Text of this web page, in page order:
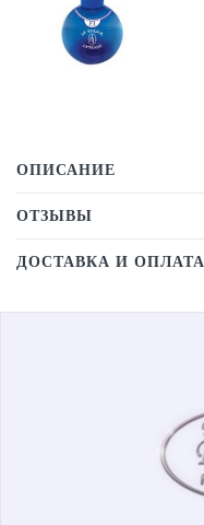
ОПИСАНИЕ
ОТЗЫВЫ
ДОСТАВКА И ОПЛАТА